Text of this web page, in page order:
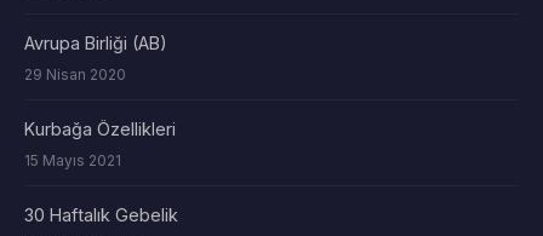
Avrupa Birliği (AB)
29 Nisan 2020
Kurbağa Özellikleri
15 Mayıs 2021
30 Haftalık Gebelik